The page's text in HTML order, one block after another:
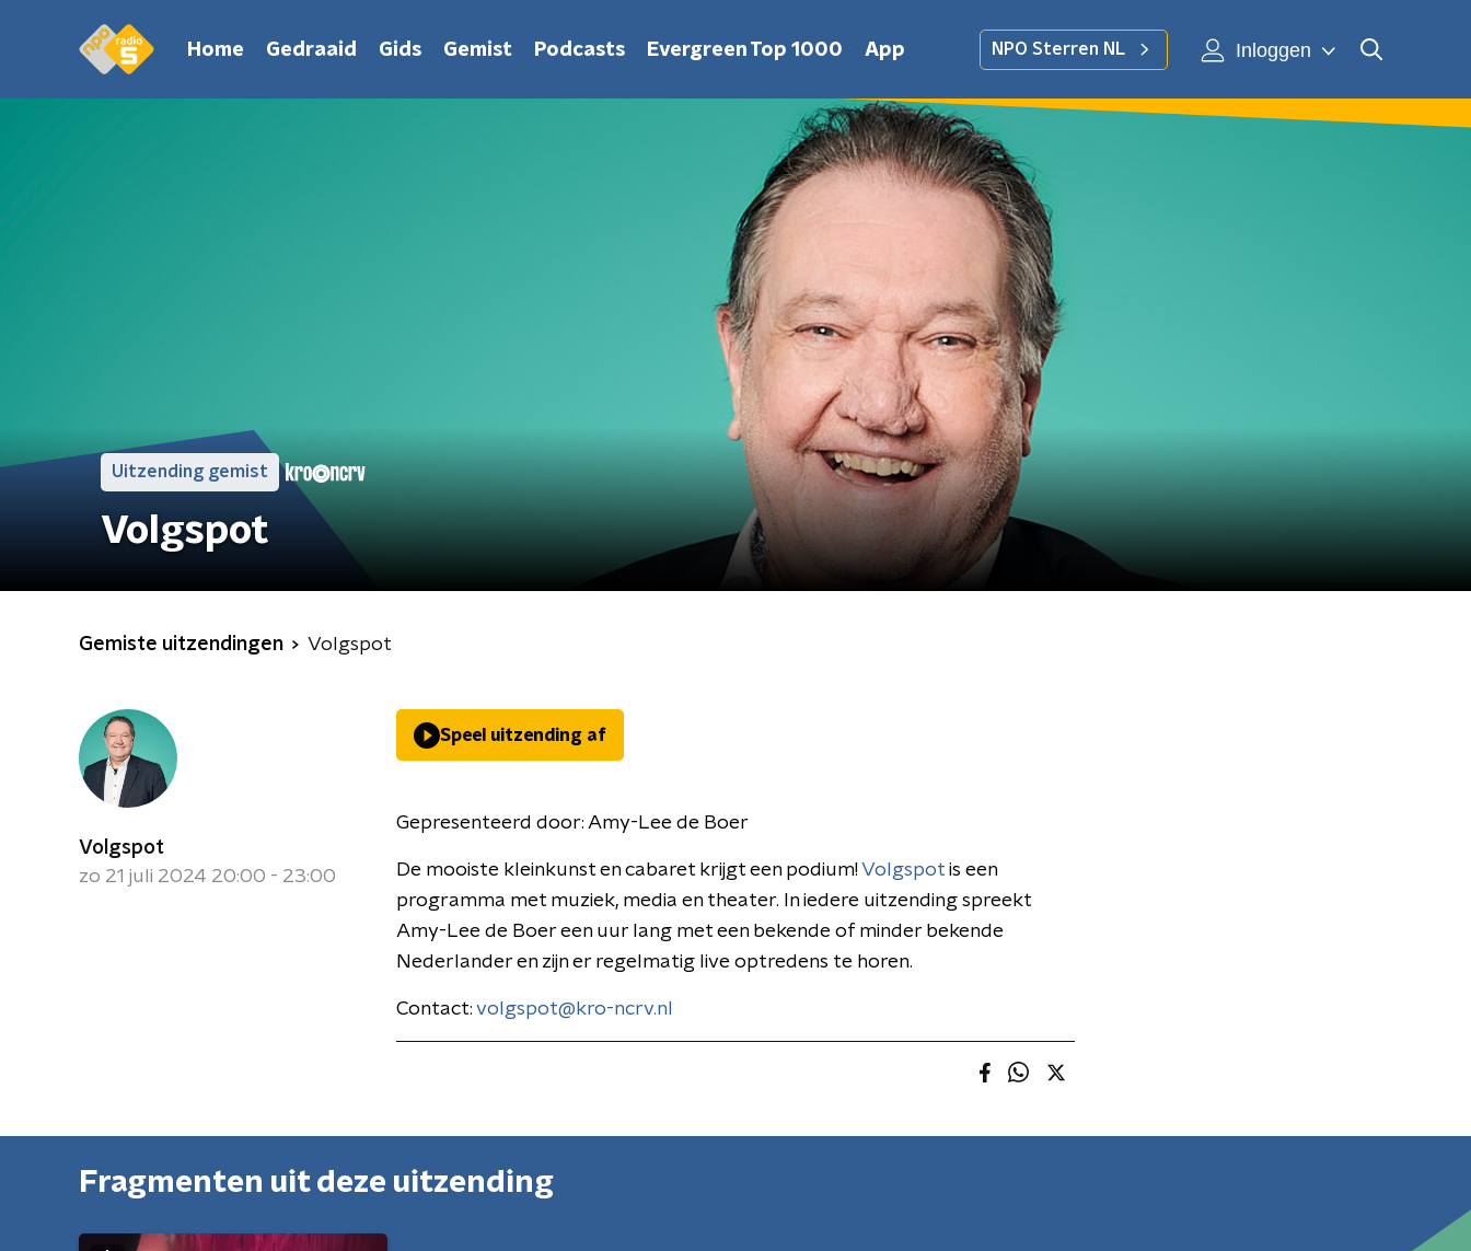
Home Gedraaid Gids Gemist Podcasts Evergreen Top 1000 App NPO Sterren NL Inloggen
Uitzending gemist
Volgspot
Gemiste uitzendingen Volgspot
Volgspot
zo 21 juli 2024 20:00 - 23:00
Speel uitzending af
Gepresenteerd door: Amy-Lee de Boer
De mooiste kleinkunst en cabaret krijgt een podium!Volgspot is een
programma met muziek, media en theater. In iedere uitzending spreekt
Amy-Lee de Boer een uur lang met een bekende of minder bekende
Nederlander en zijn er regelmatig live optredens te horen.
Contact: volgspot@kro-ncrv.nl
Fragmenten uit deze uitzending